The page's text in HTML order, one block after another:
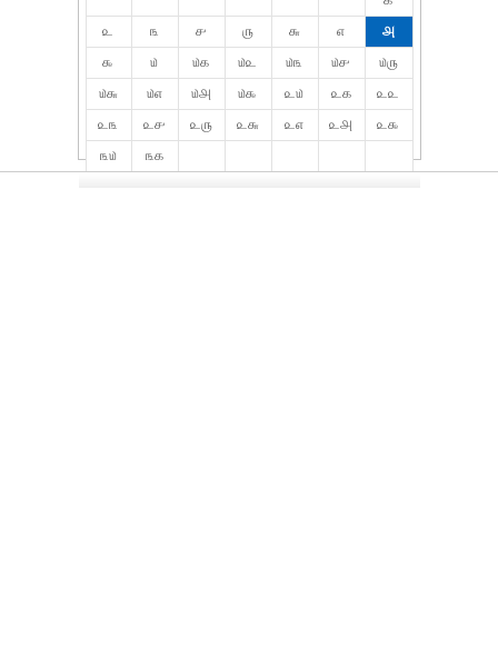
௨
௩ ௪ ௫ ௬ ௭
௮
௯
௰ ௰௧ ௰௨ ௰௩ ௰௪
௰௫
௰௬
௰௭ ௰௮ ௰௯ ௨௰ ௨௧
௨௨
௨௩
௨௪ ௨௫ ௨௬ ௨௭ ௨௮
௨௯
௩௰
௩௧